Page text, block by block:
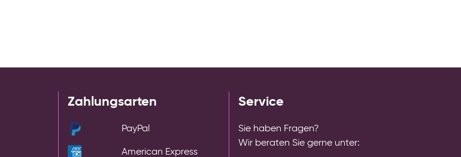
Zahlungsarten
PayPal
American Express
Service
Sie haben Fragen?
Wir beraten Sie gerne unter: